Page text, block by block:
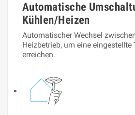
Automatische
Kühlen/Heizen
Automatischer Wechsel
Heizbetrieb, um eine eingestellte
erreichen.